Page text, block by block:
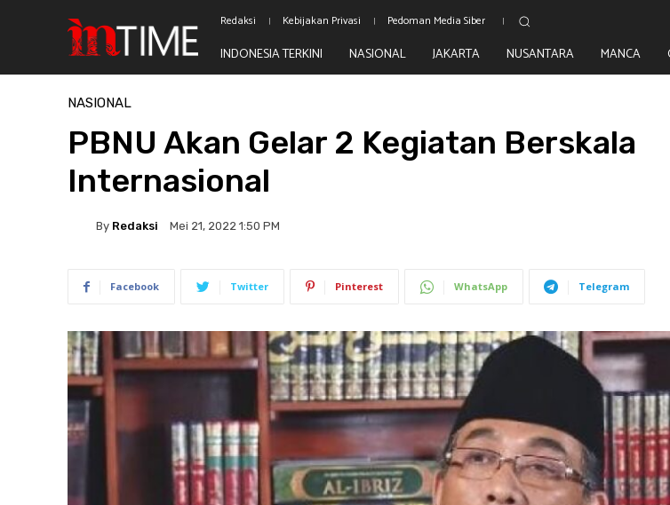
Redaksi Kebijakan Privasi Pedoman Media Siber
INDONESIA TERKINI NASIONAL JAKARTA NUSANTARA MANCA
Beranda Nasional
NASIONAL
PBNU Akan Gelar 2 Kegiatan Berskala
Internasional
By Redaksi Mei 21, 2022 1:50 PM
Facebook Twitter Pinterest WhatsApp Telegram